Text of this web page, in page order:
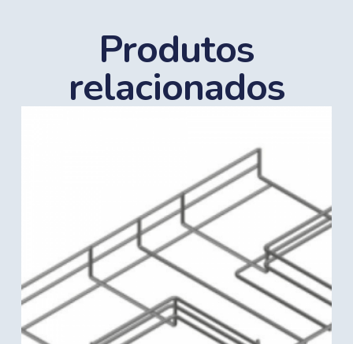
Produtos
relacionados